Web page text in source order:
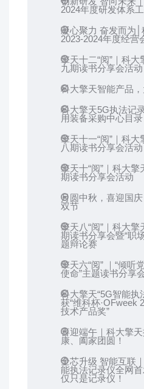
2024年度研发体系
凝心聚力 奋发而为
2023-2024年度经营
擎天十二“阅”｜科
九期读书分享会活动
科大擎天智能产品
科大擎天5G执法记
用装备采购中心目录
擎天十一“阅”｜科
八期读书分享会活动
擎天十“阅”｜科大
期读书分享会活动
月圆中秋，喜迎国
双节
擎天八“阅”｜科大
期读书分享会暨“职
题辩论赛
擎天六“阅” ｜“倾听
使命”主题读书分享
科大擎天“5G智能执
获“维科杯·OFweek
技术产品奖”
喜迎端午｜科大擎
康、阖家团圆！
全芯升级 智能互联
能执法记录仪全网
仅只是记录仪！